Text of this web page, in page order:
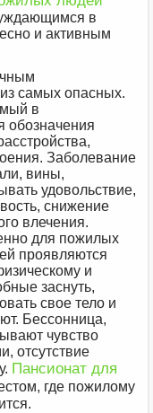
в
и активным
самых опасных.
в
обозначения
Заболевание
вины,
удовольствие,
снижение
влечения.
для пожилых
проявляются
и
заснуть,
свое тело и
Бессонница,
чувство
отсутствие
Пансионат для
где пожилому